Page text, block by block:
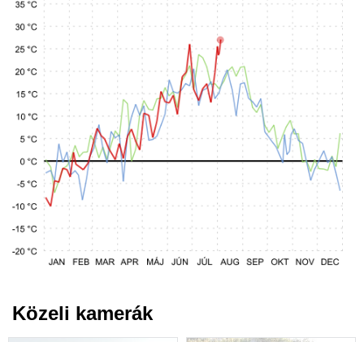
Közeli kamerák